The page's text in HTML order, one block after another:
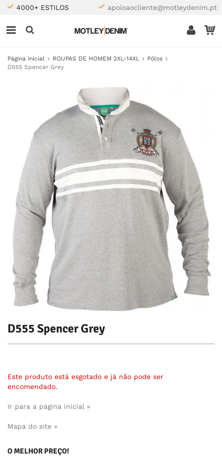
4000+ ESTILOS apoioaocliente@motleydenim.pt
Página inicial ROUPAS DE HOMEM 2XL-14XL
Pólos
D555 Spencer Grey
D555 Spencer Grey
Este produto está esgotado e já não pode ser
encomendado.
Ir para a página inicial »
Mapa do site »
O MELHOR PREÇO!